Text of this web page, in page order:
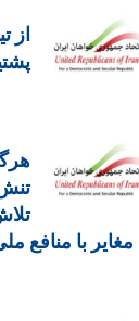
از
مغایر با منافع